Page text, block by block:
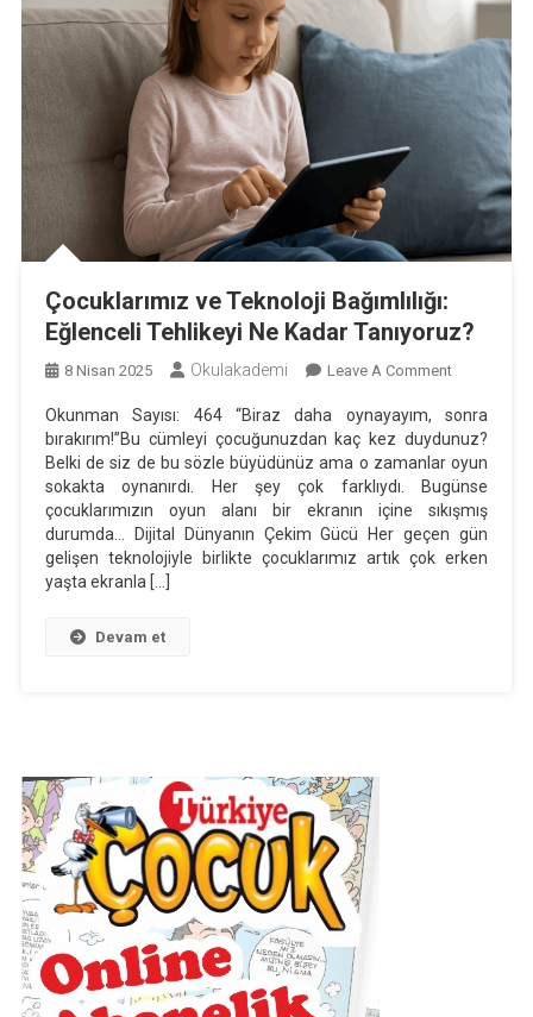
Çocuklarımız ve Teknoloji Bağımlılığı:
Eğlenceli Tehlikeyi Ne Kadar Tanıyoruz?
8 Nisan 2025 Okulakademi Leave A CommentOn
Ve
Bağımlılığı:
Eğlenceli
Tehlikeyi
Ne
Okunman Sayısı: 464 “Biraz daha oynayayım, sonra
bırakırım!”Bu cümleyi çocuğunuzdan kaç kez duydunuz?
Belki de siz de bu sözle büyüdünüz ama o zamanlar oyun
sokakta oynanırdı. Her şey çok farklıydı. Bugünse
çocuklarımızın oyun alanı bir ekranın içine sıkışmış
durumda… Dijital Dünyanın Çekim Gücü Her geçen gün
gelişen teknolojiyle birlikte çocuklarımız artık çok erken
yaşta ekranla […]
Devam et